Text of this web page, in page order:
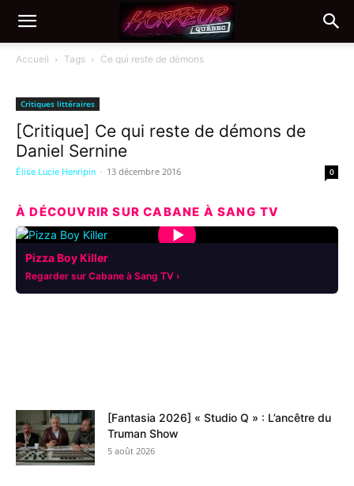
Accueil Tags Ce qui reste de démons
Critiques littéraires
[Critique] Ce qui reste de démons de
Daniel Sernine
Élise Lucie Henripin - 13 décembre 2016 0
À DÉCOUVRIR SUR CABANE À SANG TV
▶
Pizza Boy Killer
Regarder sur Cabane à Sang TV
[Fantasia 2026] « Studio Q » : L’ancêtre du
Truman Show
5 août 2026